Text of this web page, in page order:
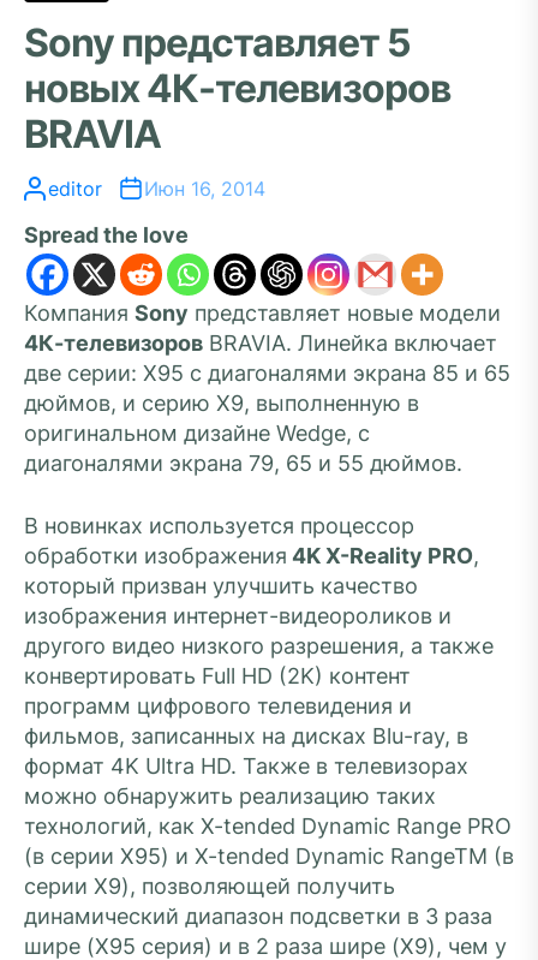
Sony представляет 5
новых 4К-телевизоров
BRAVIA
editor Июн 16, 2014
Spread the love
Компания Sony представляет новые модели
4К-телевизоров BRAVIA. Линейка включает
две серии: Х95 с диагоналями экрана 85 и 65
дюймов, и серию Х9, выполненную в
оригинальном дизайне Wedge, с
диагоналями экрана 79, 65 и 55 дюймов.
В новинках используется процессор
обработки изображения 4K X-Reality PRO,
который призван улучшить качество
изображения интернет-видеороликов и
другого видео низкого разрешения, а также
конвертировать Full HD (2K) контент
программ цифрового телевидения и
фильмов, записанных на дисках Blu-ray, в
формат 4K Ultra HD. Также в телевизорах
можно обнаружить реализацию таких
технологий, как X-tended Dynamic Range PRO
(в серии Х95) и X-tended Dynamic RangeTM (в
серии Х9), позволяющей получить
динамический диапазон подсветки в 3 раза
шире (X95 серия) и в 2 раза шире (X9), чем у